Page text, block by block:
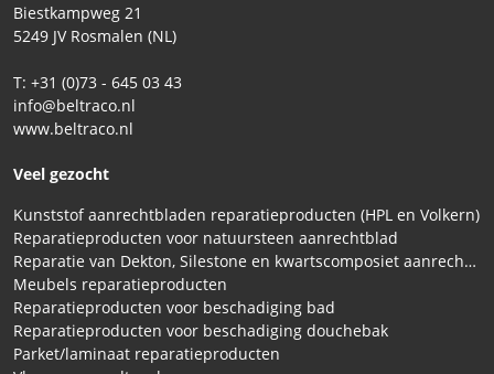
Biestkampweg 21
5249 JV Rosmalen (NL)
T: +31 (0)73 - 645 03 43
info@beltraco.nl
www.beltraco.nl
Veel gezocht
Kunststof aanrechtbladen reparatieproducten (HPL en Volkern)
Reparatieproducten voor natuursteen aanrechtblad
Reparatie van Dekton, Silestone en kwartscomposiet aanrechtbladen
Meubels reparatieproducten
Reparatieproducten voor beschadiging bad
Reparatieproducten voor beschadiging douchebak
Parket/laminaat reparatieproducten